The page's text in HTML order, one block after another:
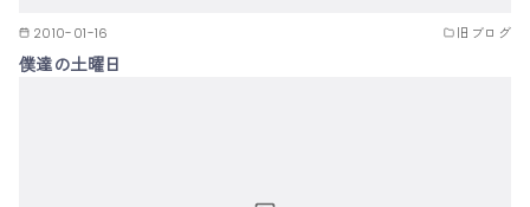
2010-01-16 旧ブログ
僕達の土曜日